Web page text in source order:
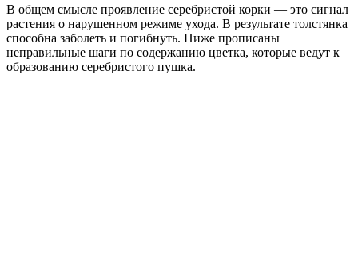
В общем смысле проявление серебристой корки — это сигнал
растения о нарушенном режиме ухода. В результате толстянка
способна заболеть и погибнуть. Ниже прописаны
неправильные шаги по содержанию цветка, которые ведут к
образованию серебристого пушка.